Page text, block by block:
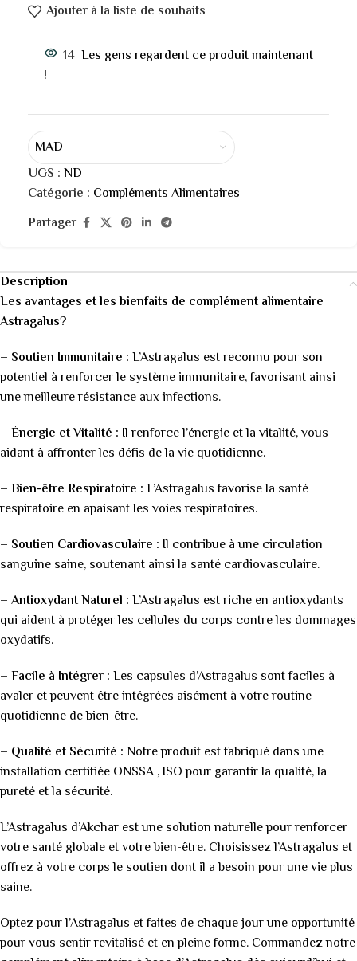
Ajouter à la liste de souhaits
14 Les gens regardent ce produit maintenant
!
MAD
UGS : ND
Catégorie : Compléments Alimentaires
Partager
Description
Les avantages et les bienfaits de complément alimentaire
Astragalus?
– Soutien Immunitaire : L’Astragalus est reconnu pour son
potentiel à renforcer le système immunitaire, favorisant ainsi
une meilleure résistance aux infections.
– Énergie et Vitalité : Il renforce l’énergie et la vitalité, vous
aidant à affronter les défis de la vie quotidienne.
– Bien-être Respiratoire : L’Astragalus favorise la santé
respiratoire en apaisant les voies respiratoires.
– Soutien Cardiovasculaire : Il contribue à une circulation
sanguine saine, soutenant ainsi la santé cardiovasculaire.
– Antioxydant Naturel : L’Astragalus est riche en antioxydants
qui aident à protéger les cellules du corps contre les dommages
oxydatifs.
– Facile à Intégrer : Les capsules d’Astragalus sont faciles à
avaler et peuvent être intégrées aisément à votre routine
quotidienne de bien-être.
– Qualité et Sécurité : Notre produit est fabriqué dans une
installation certifiée ONSSA , ISO pour garantir la qualité, la
pureté et la sécurité.
L’Astragalus d’Akchar est une solution naturelle pour renforcer
votre santé globale et votre bien-être. Choisissez l’Astragalus et
offrez à votre corps le soutien dont il a besoin pour une vie plus
saine.
Optez pour l’Astragalus et faites de chaque jour une opportunité
pour vous sentir revitalisé et en pleine forme. Commandez notre